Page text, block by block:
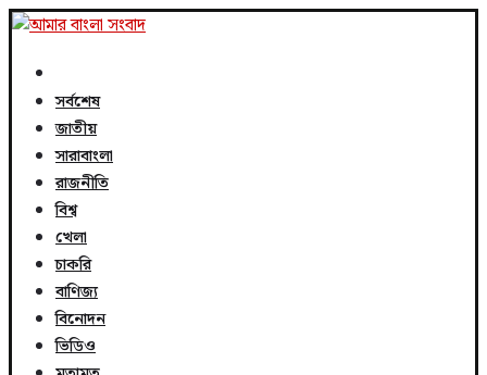
সর্বশেষ
জাতীয়
সারাবাংলা
রাজনীতি
বিশ্ব
খেলা
চাকরি
বাণিজ্য
বিনোদন
ভিডিও